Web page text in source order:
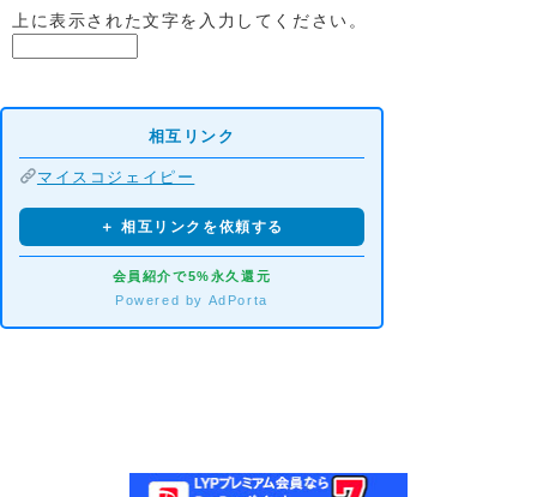
上に表示された文字を入力してください。
相互リンク
マイスコジェイピー
＋ 相互リンクを依頼する
会員紹介で5%永久還元
Powered by AdPorta